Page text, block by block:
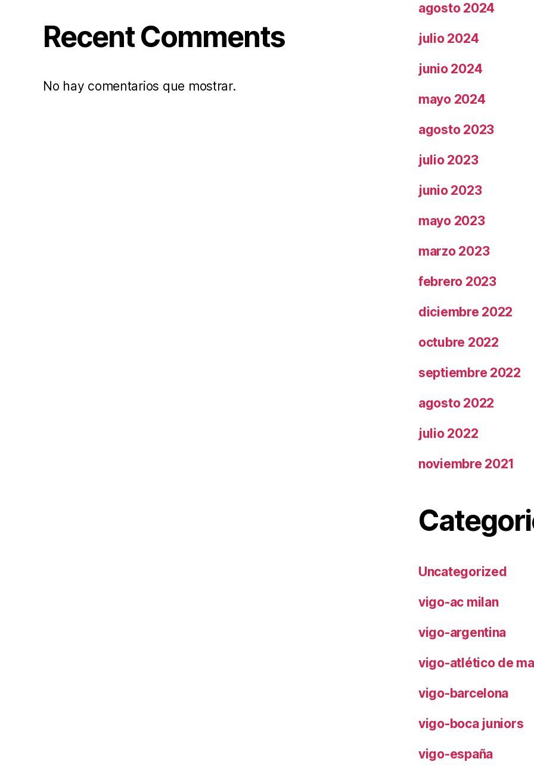
Recent Comments
No hay comentarios que mostrar.
agosto 2024
julio 2024
junio 2024
mayo 2024
agosto 2023
julio 2023
junio 2023
mayo 2023
marzo 2023
febrero 2023
diciembre 2022
octubre 2022
septiembre 2022
agosto 2022
julio 2022
noviembre 2021
Uncategorized
vigo-ac milan
vigo-argentina
vigo-atlético de
vigo-barcelona
vigo-boca juniors
vigo-españa